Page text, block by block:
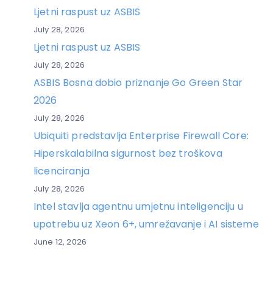
Ljetni raspust uz ASBIS
July 28, 2026
Ljetni raspust uz ASBIS
July 28, 2026
ASBIS Bosna dobio priznanje Go Green Star
2026
July 28, 2026
Ubiquiti predstavlja Enterprise Firewall Core:
Hiperskalabilna sigurnost bez troškova
licenciranja
July 28, 2026
Intel stavlja agentnu umjetnu inteligenciju u
upotrebu uz Xeon 6+, umrežavanje i AI sisteme
June 12, 2026